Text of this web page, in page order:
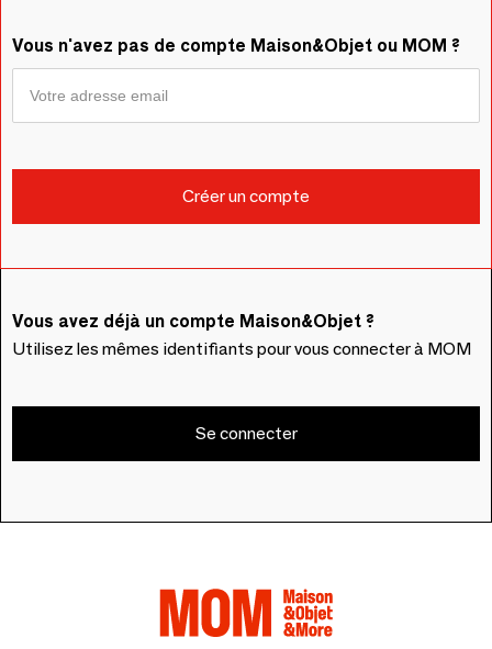
Vous n'avez pas de compte Maison&Objet ou MOM ?
Vous avez déjà un compte Maison&Objet ?
Utilisez les mêmes identifiants pour vous connecter à MOM
Se connecter